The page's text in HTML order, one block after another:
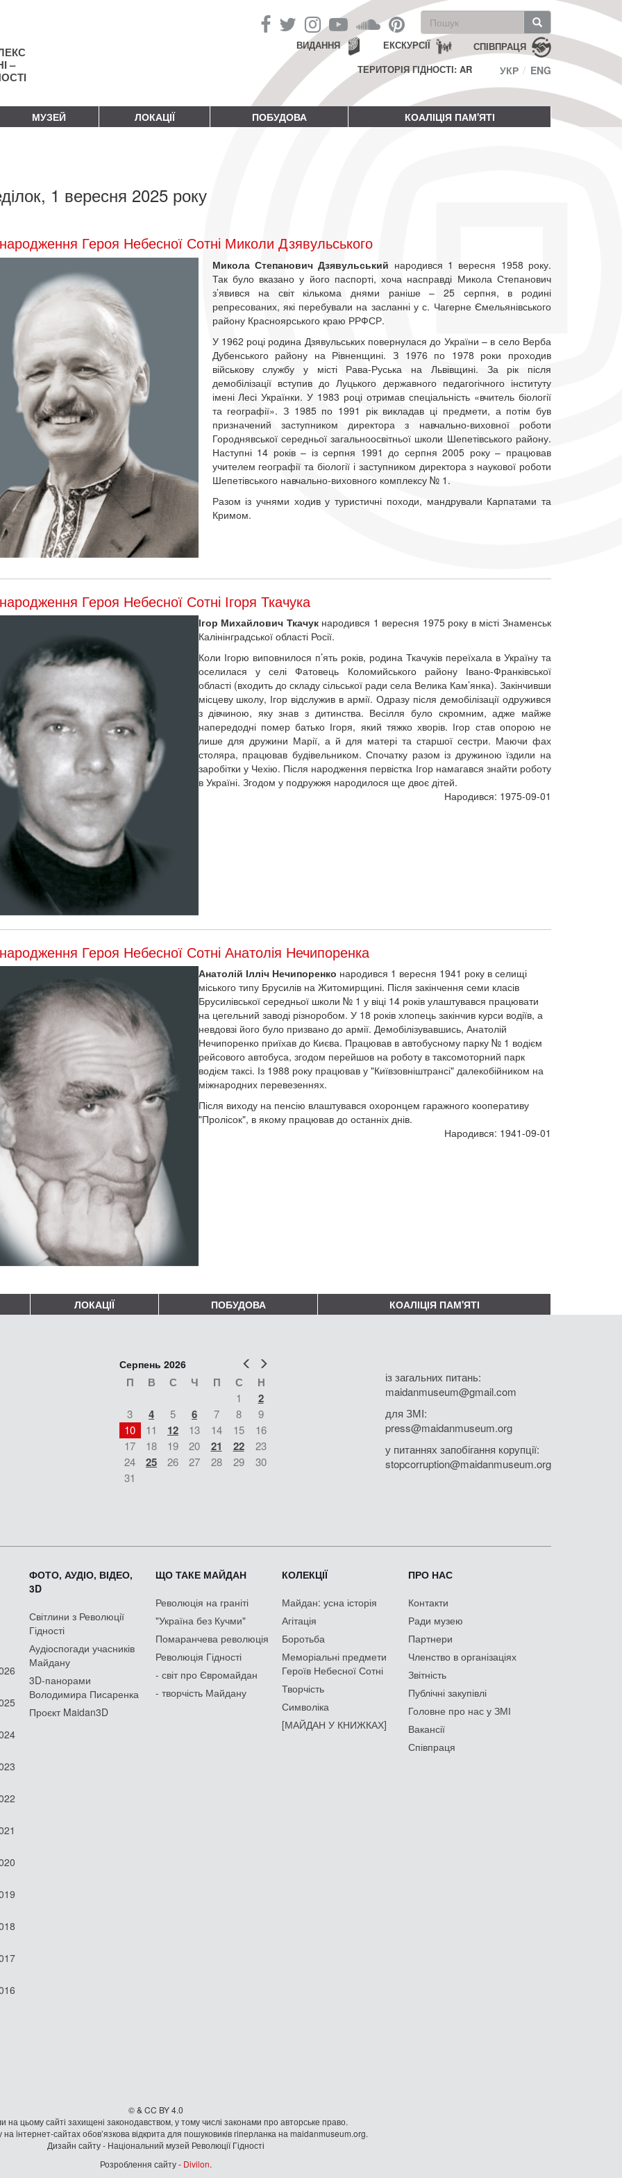
–
Пошукова
форма
Пошук СПІВПРАЦЯ
ЕКСКУРСІЇ
ВИДАННЯ
ТЕРИТОРІЯ ГІДНОСТІ: AR
УКР ENG
МУЗЕЙ ЛОКАЦІЇ ПОБУДОВА КОАЛІЦІЯ ПАМ'ЯТІ
1 вересня 2025 року
Героя Небесної Сотні Миколи Дзявульського
Микола Степанович Дзявульський народився 1 вересня 1958 року.
Так було вказано у його паспорті, хоча насправді Микола Степанович
з’явився на світ кількома днями раніше – 25 серпня, в родині
репресованих, які перебували на засланні у с. Чагерне Ємельянівського
району Красноярського краю РРФСР.
У 1962 році родина Дзявульських повернулася до України – в село Верба
Дубенського району на Рівненщині. З 1976 по 1978 роки проходив
військову службу у місті Рава-Руська на Львівщині. За рік після
демобілізації вступив до Луцького державного педагогічного інституту
імені Лесі Українки. У 1983 році отримав спеціальність «вчитель біології
та географії». З 1985 по 1991 рік викладав ці предмети, а потім був
призначений заступником директора з навчально-виховної роботи
Городнявської середньої загальноосвітньої школи Шепетівського району.
Наступні 14 років – із серпня 1991 до серпня 2005 року – працював
учителем географії та біології і заступником директора з наукової роботи
Шепетівського навчально-виховного комплексу № 1.
Разом із учнями ходив у туристичні походи, мандрували Карпатами та
Кримом.
Героя Небесної Сотні Ігоря Ткачука
Ігор Михайлович Ткачукнародився 1 вересня 1975 року в місті Знаменськ
Калінінградської області Росії.
Коли Ігорю виповнилося п’ять років, родина Ткачуків переїхала в Україну та
оселилася у селі Фатовець Коломийського району Івано-Франківської
області (входить до складу сільської ради села Велика Кам’янка). Закінчивши
місцеву школу, Ігор відслужив в армії. Одразу після демобілізації одружився
з дівчиною, яку знав з дитинства. Весілля було скромним, адже майже
напередодні помер батько Ігоря, який тяжко хворів. Ігор став опорою не
лише для дружини Марії, а й для матері та старшої сестри. Маючи фах
столяра, працював будівельником. Спочатку разом із дружиною їздили на
заробітки у Чехію. Після народження первістка Ігор намагався знайти роботу
в Україні. Згодом у подружжя народилося ще двоє дітей.
Народився: 1975-09-01
Героя Небесної Сотні Анатолія Нечипоренка
Анатолій Ілліч Нечипоренко народився 1 вересня 1941 року в селищі
міського типу Брусилів на Житомирщині. Після закінчення семи класів
Брусилівської середньої школи № 1 у віці 14 років улаштувався працювати
на цегельний заводі різноробом. У 18 років хлопець закінчив курси водіїв, а
невдовзі його було призвано до армії. Демобілізувавшись, Анатолій
Нечипоренко приїхав до Києва. Працював в автобусному парку № 1 водієм
рейсового автобуса, згодом перейшов на роботу в таксомоторний парк
водієм таксі. Із 1988 року працював у "Київзовніштрансі" далекобійником на
міжнародних перевезеннях.
Після виходу на пенсію влаштувався охоронцем гаражного кооперативу
"Пролісок", в якому працював до останніх днів.
Народився: 1941-09-01
ЛОКАЦІЇ ПОБУДОВА КОАЛІЦІЯ ПАМ'ЯТІ
Попер
Серпень 2026
П В С Ч П С Н
1 2
3 4 5 6 7 8
9
10
11 12 13 14 15
16
17
18 19 20 21 22
23
24
25 26 27 28 29
30
31
із загальних питань:
maidanmuseum@gmail.com
для ЗМІ:
press@maidanmuseum.org
у питаннях запобігання корупції:
stopcorruption@maidanmuseum.org
ФОТО, АУДІО, ВІДЕО,
3D
Світлини з Революції
Гідності
Аудіоспогади учасників
Майдану
3D-панорами
Володимира Писаренка
Проєкт Maidan3D
ЩО ТАКЕ МАЙДАН
Революція на граніті
"Україна без Кучми"
Помаранчева революція
Революція Гідності
- світ про Євромайдан
- творчість Майдану
КОЛЕКЦІЇ
Майдан: усна історія
Агітація
Боротьба
Меморіальні предмети
Героїв Небесної Сотні
Творчість
Символіка
[МАЙДАН У КНИЖКАХ]
ПРО НАС
Контакти
Ради музею
Партнери
Членство в організаціях
Звітність
Публічні закупівлі
Головне про нас у ЗМІ
Вакансії
Співпраця
© & CC BY 4.0
на цьому сайті захищені законодавством, у тому числі законами про авторське право.
iнтернет-сайтах обов’язкова відкрита для пошуковиків гiперланка на maidanmuseum.org.
Дизайн сайту - Національний музей Революції Гідності
Розроблення сайту - Divilon.